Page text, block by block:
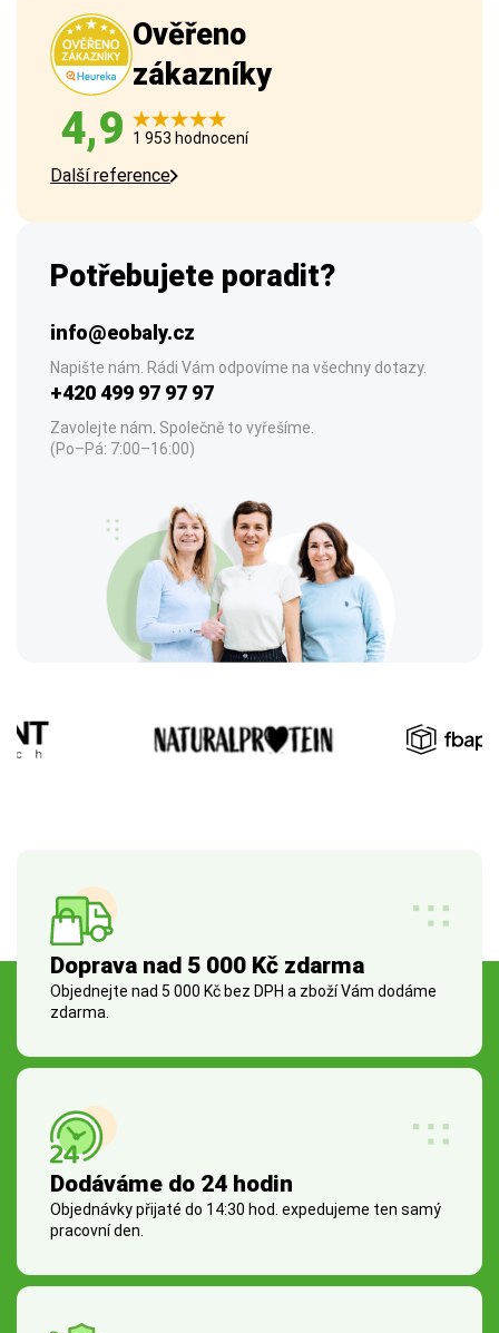
Ověřeno
zákazníky
4,9 1 953 hodnocení
Další reference
Potřebujete poradit?
info@eobaly.cz
Napište nám. Rádi Vám odpovíme na všechny dotazy.
+420 499 97 97 97
Zavolejte nám. Společně to vyřešíme.
(Po–Pá: 7:00–16:00)
Doprava nad 5 000 Kč zdarma
Objednejte nad 5 000 Kč bez DPH a zboží Vám dodáme
zdarma.
Dodáváme do 24 hodin
Objednávky přijaté do 14:30 hod. expedujeme ten samý
pracovní den.